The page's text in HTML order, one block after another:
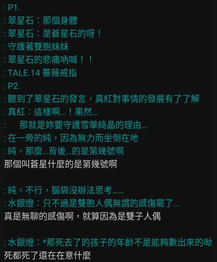
: P1.
: 翠星石：那個身體
: 翠星石：是蒼星石的呀！
: 守護著雙胞妹妹
: 翠星石的悲痛吶喊！！
: TALE.14 薔薇戒指
: P2.
: 聽到了翠星石的發言，真紅對事情的發展有了了解
: 真紅：這樣啊…！果然…
:       那就是妳要守護雪華綺晶的理由…
: 在一旁的純，因為無力而坐倒在地
那個叫蒼星什麼的是第幾號啊
: 純。不行，腦袋沒辦法思考……
真是無聊的感傷啊，就算因為是雙子人偶
死都死了還在在意什麼